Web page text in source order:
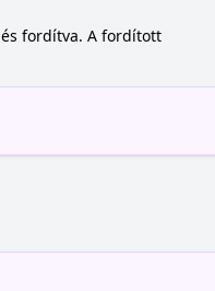
fordítva. A fordított